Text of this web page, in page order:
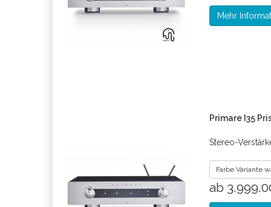
Mehr
Primare I35
Stereo-
Farbe Variante
ab